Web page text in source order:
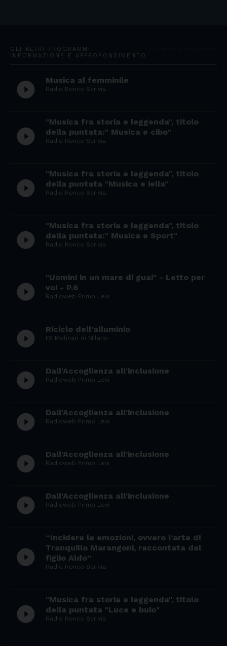
GLI ALTRI PROGRAMMI -
INFORMAZIONE E APPROFONDIMENTO
play_circle_filled Musica al femminile
Radio Ronco Scrivia
play_circle_filled
"Musica fra storia e leggenda", titolo
della puntata:" Musica e cibo"
Radio Ronco Scrivia
play_circle_filled
"Musica fra storia e leggenda", titolo
della puntata "Musica e iella"
Radio Ronco Scrivia
play_circle_filled
"Musica fra storia e leggenda", titolo
della puntata:" Musica e Sport"
Radio Ronco Scrivia
play_circle_filled
"Uomini in un mare di guai" - Letto per
voi - P.6
Radioweb Primo Levi
play_circle_filled Riciclo dell'alluminio
IIS Molinari di Milano
play_circle_filled Dall'Accoglienza all'inclusione
Radioweb Primo Levi
play_circle_filled Dall'Accoglienza all'inclusione
Radioweb Primo Levi
play_circle_filled Dall'Accoglienza all'inclusione
Radioweb Primo Levi
play_circle_filled Dall'Accoglienza all'inclusione
Radioweb Primo Levi
play_circle_filled
“Incidere le emozioni, ovvero l’arte di
Tranquillo Marangoni, raccontata dal
figlio Aldo”
Radio Ronco Scrivia
play_circle_filled
"Musica fra storia e leggenda", titolo
della puntata "Luce e buio"
Radio Ronco Scrivia